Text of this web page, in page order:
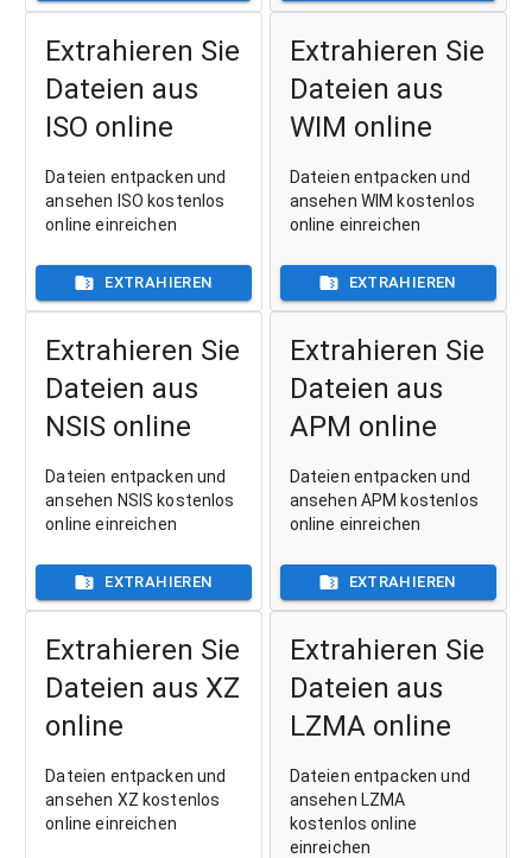
Extrahieren Sie
Dateien aus
ISO online
Dateien entpacken und
ansehen ISO kostenlos
online einreichen
EXTRAHIEREN
Extrahieren Sie
Dateien aus
WIM online
Dateien entpacken und
ansehen WIM kostenlos
online einreichen
EXTRAHIEREN
Extrahieren Sie
Dateien aus
NSIS online
Dateien entpacken und
ansehen NSIS kostenlos
online einreichen
EXTRAHIEREN
Extrahieren Sie
Dateien aus
APM online
Dateien entpacken und
ansehen APM kostenlos
online einreichen
EXTRAHIEREN
Extrahieren Sie
Dateien aus XZ
online
Dateien entpacken und
ansehen XZ kostenlos
online einreichen
Extrahieren Sie
Dateien aus
LZMA online
Dateien entpacken und
ansehen LZMA
kostenlos online
einreichen